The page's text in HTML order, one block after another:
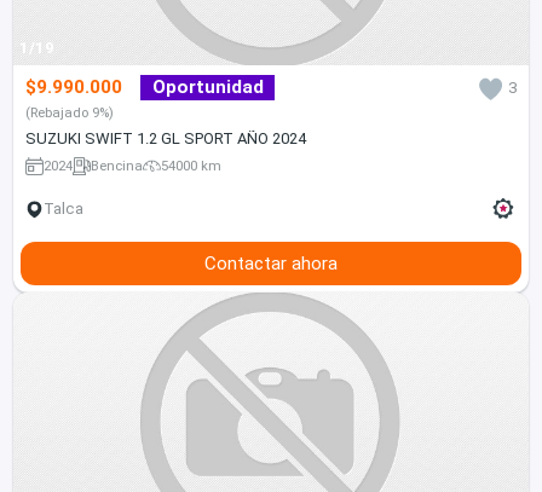
1/19
$9.990.000 Oportunidad 3
(Rebajado 9%)
SUZUKI SWIFT 1.2 GL SPORT AÑO 2024
2024 Bencina 54000 km
Talca
Contactar ahora